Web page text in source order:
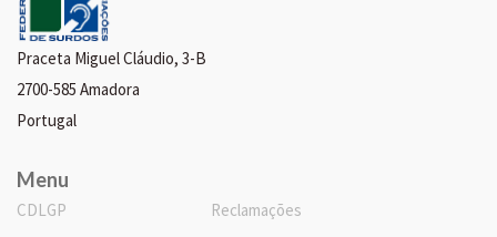
Praceta Miguel Cláudio, 3-B
2700-585 Amadora
Portugal
Menu
CDLGP
Reclamações